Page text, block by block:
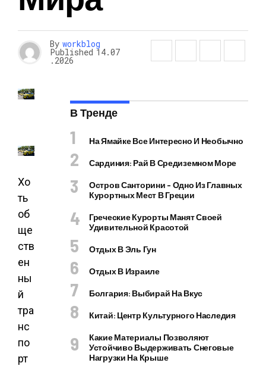
By workblog
Published 14.07
.2026
Хо
ть
об
ще
ств
ен
ны
й
тра
нс
по
рт
В Тренде
На Ямайке Все Интересно И Необычно
Сардиния: Рай В Средиземном Море
Остров Санторини – Одно Из Главных
Курортных Мест В Греции
Греческие Курорты Манят Своей
Удивительной Красотой
Отдых В Эль Гун
Отдых В Израиле
Болгария: Выбирай На Вкус
Китай: Центр Культурного Наследия
Какие Материалы Позволяют
Устойчиво Выдерживать Снеговые
Нагрузки На Крыше